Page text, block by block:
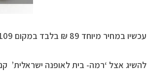
עכשיו במחיר מיוחד 89 ₪ בלבד במקום 109 ₪
להשיג אצל ‘רמה- בית לאופנה ישראלית’